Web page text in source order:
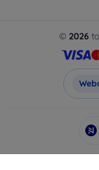
© 2026